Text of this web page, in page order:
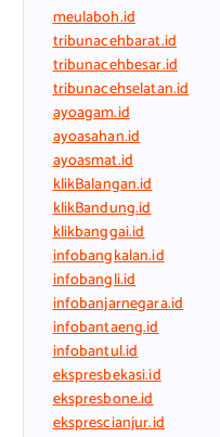
meulaboh.id
tribunacehbarat.id
tribunacehbesar.id
tribunacehselatan.id
ayoagam.id
ayoasahan.id
ayoasmat.id
klikBalangan.id
klikBandung.id
klikbanggai.id
infobangkalan.id
infobangli.id
infobanjarnegara.id
infobantaeng.id
infobantul.id
ekspresbekasi.id
ekspresbone.id
eksprescianjur.id